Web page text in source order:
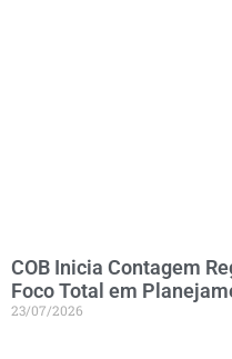
COB Inicia Contagem
Foco Total em
23/07/2026